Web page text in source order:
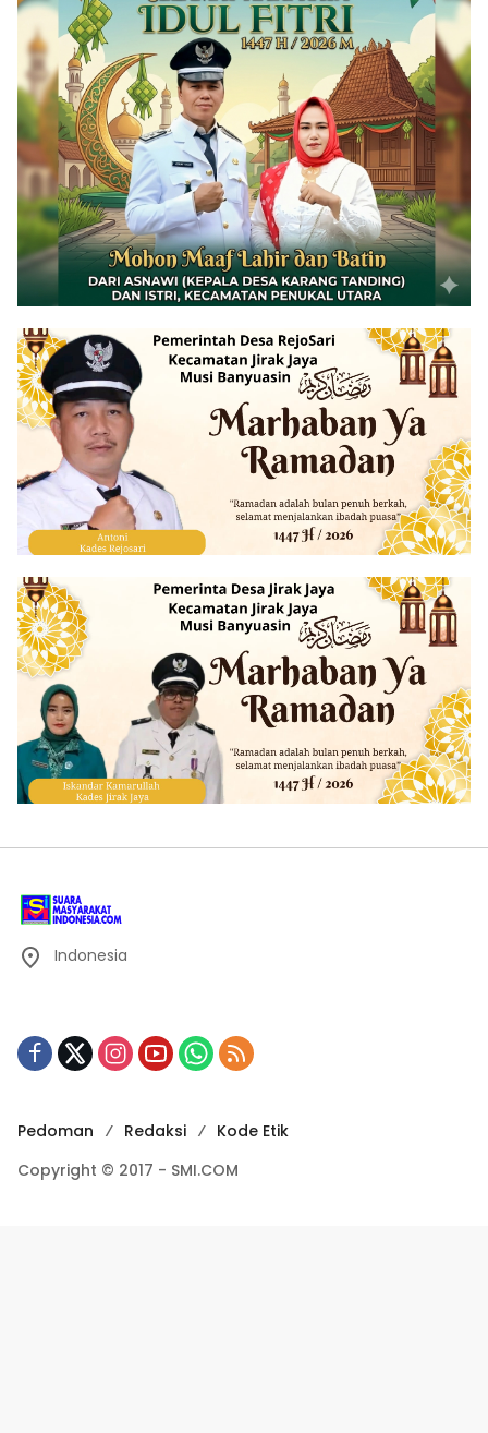
Indonesia
Pedoman Redaksi
Kode Etik
Copyright © 2017 - SMI.COM